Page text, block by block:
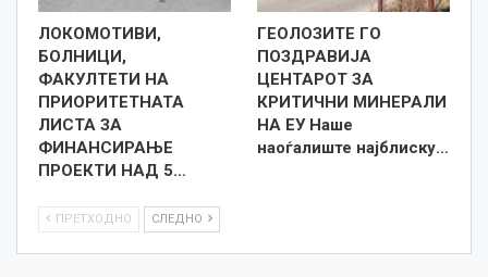
ЛОКОМОТИВИ,
БОЛНИЦИ,
ФАКУЛТЕТИ НА
ПРИОРИТЕТНАТА
ЛИСТА ЗА
ФИНАНСИРАЊЕ
ПРОЕКТИ НАД 5…
ГЕОЛОЗИТЕ ГО
ПОЗДРАВИЈА
ЦЕНТАРОТ ЗА
КРИТИЧНИ МИНЕРАЛИ
НА ЕУ Наше
наоѓалиште најблиску…
ПРЕТХОДНО СЛЕДНО